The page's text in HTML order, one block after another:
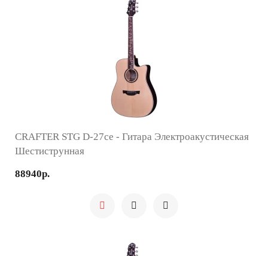
CRAFTER STG D-27ce - Гитара Электроакустическая
Шестиструнная
88940р.